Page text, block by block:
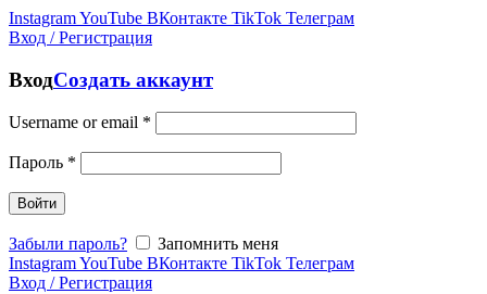
InstagramYouTube ВКонтакте TikTok Телеграм
Вход / Регистрация
ВходСоздать аккаунт
Username or email *
Пароль *
Войти
Забыли пароль?
Запомнить меня
InstagramYouTube ВКонтакте TikTok Телеграм
Вход / Регистрация